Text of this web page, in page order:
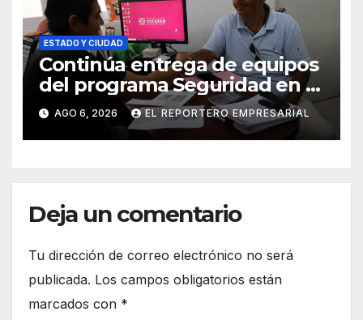
ESTADO Y CIUDAD
Continúa entrega de equipos
del programa Seguridad en el
Mar
AGO 6, 2026 EL REPORTERO EMPRESARIAL
Deja un comentario
Tu dirección de correo electrónico no será
publicada. Los campos obligatorios están
marcados con *